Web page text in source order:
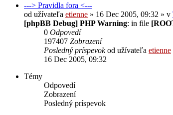
---> Pravidla fora <---
od užívateľa etienne » 16 Dec 2005, 09:32 » v
[phpBB Debug] PHP Warning: in file
0 Odpovedí
197407 Zobrazení
Posledný príspevokod užívateľa etienne
16 Dec 2005, 09:32
Témy
Odpovedí
Zobrazení
Posledný príspevok